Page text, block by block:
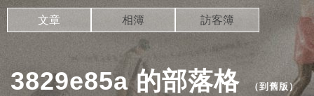
3829e85a 的部落格 （到舊版）
文章 相簿 訪客簿